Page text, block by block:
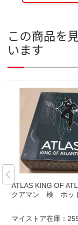
この商品を
います
ATLAS KING OF
クアマン 検 ホッ
マイストア在庫：